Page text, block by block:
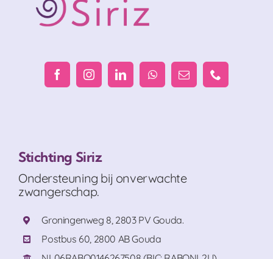
Stichting Siriz
Ondersteuning bij onverwachte
zwangerschap.
Groningenweg 8, 2803 PV Gouda.
Postbus 60, 2800 AB Gouda